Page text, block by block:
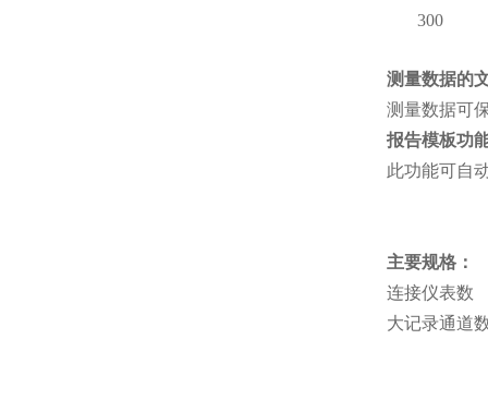
300
测量数据的
测量数据可
报告模板功
此功能可自
主要规格：
连接仪表数
大记录通道